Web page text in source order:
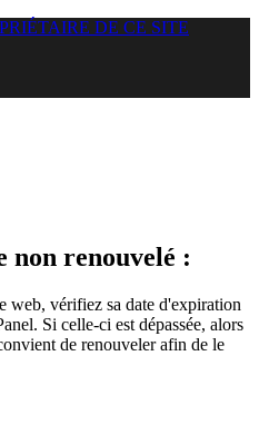
DE CE SITE
non renouvelé :
web, vérifiez sa date d'expiration
Si celle-ci est dépassée, alors
de renouveler afin de le